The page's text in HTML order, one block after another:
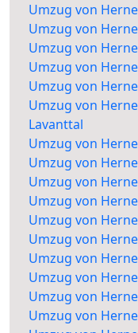
Umzug von
Umzug von
Umzug von
Umzug von
Umzug von
Umzug von
Lavanttal
Umzug von
Umzug von
Umzug von
Umzug von
Umzug von
Umzug von
Umzug von
Umzug von
Umzug von
Umzug von